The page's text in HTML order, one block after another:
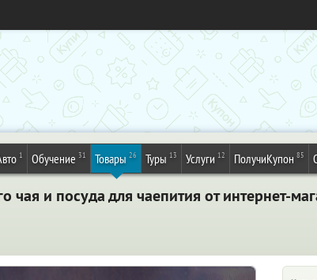
1 Обучение 31 Товары 26 Туры 13 Услуги 12 ПолучиКупон 85
чая и посуда для чаепития от интернет-